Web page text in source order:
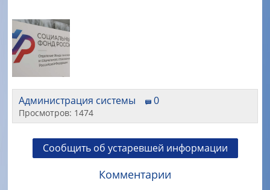
Администрация системы 0
Просмотров: 1474
Сообщить об устаревшей информации
Комментарии